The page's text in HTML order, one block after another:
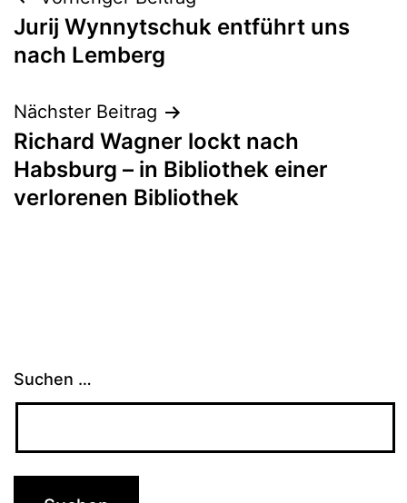
Jurij Wynnytschuk entführt uns
nach Lemberg
Nächster Beitrag
Richard Wagner lockt nach
Habsburg – in Bibliothek einer
verlorenen Bibliothek
Suchen …